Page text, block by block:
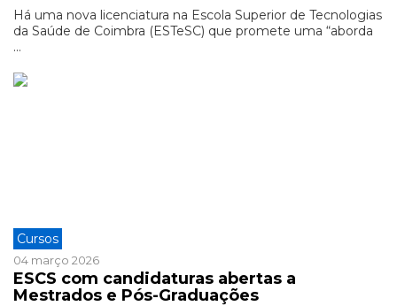
Há uma nova licenciatura na Escola Superior de Tecnologias
da Saúde de Coimbra (ESTeSC) que promete uma “aborda
...
Cursos
04 março 2026
ESCS com candidaturas abertas a
Mestrados e Pós-Graduações